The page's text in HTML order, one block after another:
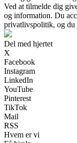
Ved at tilmelde dig
og information. Du
privatlivspolitik, og du
Del med hjertet
X
Facebook
Instagram
LinkedIn
YouTube
Pinterest
TikTok
Mail
RSS
Hvem er vi